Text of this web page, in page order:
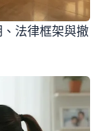
法律框架與撤